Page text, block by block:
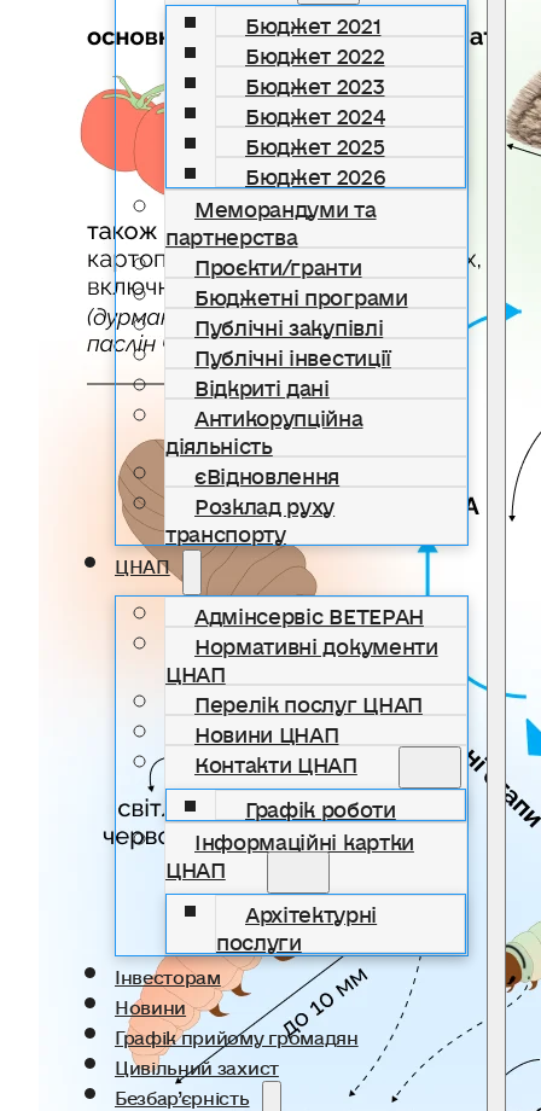
Бюджет 2021
Бюджет 2022
Бюджет 2023
Бюджет 2024
Бюджет 2025
Бюджет 2026
Меморандуми та
партнерства
Проєкти/гранти
Бюджетні програми
Публічні закупівлі
Публічні інвестиції
Відкриті дані
Антикорупційна
діяльність
єВідновлення
Розклад руху
транспорту
ЦНАП
Адмінсервіс ВЕТЕРАН
Нормативні документи
ЦНАП
Перелік послуг ЦНАП
Новини ЦНАП
Контакти ЦНАП
Графік роботи
Інформаційні картки
ЦНАП
Архітектурні
послуги
Інвесторам
Новини
Графік прийому громадян
Цивільний захист
Безбар’єрність